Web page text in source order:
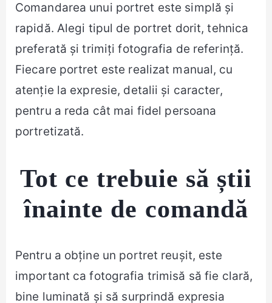
Comandarea unui portret este simplă și
rapidă. Alegi tipul de portret dorit, tehnica
preferată și trimiți fotografia de referință.
Fiecare portret este realizat manual, cu
atenție la expresie, detalii și caracter,
pentru a reda cât mai fidel persoana
portretizată.
Tot ce trebuie să știi
înainte de comandă
Pentru a obține un portret reușit, este
important ca fotografia trimisă să fie clară,
bine luminată și să surprindă expresia